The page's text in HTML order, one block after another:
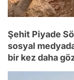
Şehit Piyade
sosyal
bir kez daha